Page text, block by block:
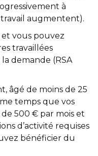
à
augmentent).
et vous pouvez
travaillées
demande (RSA
âgé de moins de 25
temps que vos
500 € par mois et
d’activité requises
bénéficier du